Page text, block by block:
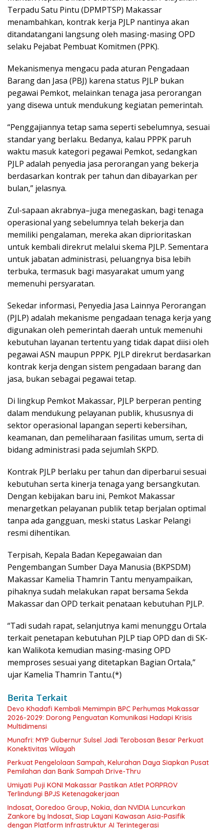
Terpadu Satu Pintu (DPMPTSP) Makassar
menambahkan, kontrak kerja PJLP nantinya akan
ditandatangani langsung oleh masing-masing OPD
selaku Pejabat Pembuat Komitmen (PPK).
Mekanismenya mengacu pada aturan Pengadaan
Barang dan Jasa (PBJ) karena status PJLP bukan
pegawai Pemkot, melainkan tenaga jasa perorangan
yang disewa untuk mendukung kegiatan pemerintah.
“Penggajiannya tetap sama seperti sebelumnya, sesuai
standar yang berlaku. Bedanya, kalau PPPK paruh
waktu masuk kategori pegawai Pemkot, sedangkan
PJLP adalah penyedia jasa perorangan yang bekerja
berdasarkan kontrak per tahun dan dibayarkan per
bulan,” jelasnya.
Zul-sapaan akrabnya–juga menegaskan, bagi tenaga
operasional yang sebelumnya telah bekerja dan
memiliki pengalaman, mereka akan diprioritaskan
untuk kembali direkrut melalui skema PJLP. Sementara
untuk jabatan administrasi, peluangnya bisa lebih
terbuka, termasuk bagi masyarakat umum yang
memenuhi persyaratan.
Sekedar informasi, Penyedia Jasa Lainnya Perorangan
(PJLP) adalah mekanisme pengadaan tenaga kerja yang
digunakan oleh pemerintah daerah untuk memenuhi
kebutuhan layanan tertentu yang tidak dapat diisi oleh
pegawai ASN maupun PPPK. PJLP direkrut berdasarkan
kontrak kerja dengan sistem pengadaan barang dan
jasa, bukan sebagai pegawai tetap.
Di lingkup Pemkot Makassar, PJLP berperan penting
dalam mendukung pelayanan publik, khususnya di
sektor operasional lapangan seperti kebersihan,
keamanan, dan pemeliharaan fasilitas umum, serta di
bidang administrasi pada sejumlah SKPD.
Kontrak PJLP berlaku per tahun dan diperbarui sesuai
kebutuhan serta kinerja tenaga yang bersangkutan.
Dengan kebijakan baru ini, Pemkot Makassar
menargetkan pelayanan publik tetap berjalan optimal
tanpa ada gangguan, meski status Laskar Pelangi
resmi dihentikan.
Terpisah, Kepala Badan Kepegawaian dan
Pengembangan Sumber Daya Manusia (BKPSDM)
Makassar Kamelia Thamrin Tantu menyampaikan,
pihaknya sudah melakukan rapat bersama Sekda
Makassar dan OPD terkait penataan kebutuhan PJLP.
“Tadi sudah rapat, selanjutnya kami menunggu Ortala
terkait penetapan kebutuhan PJLP tiap OPD dan di SK-
kan Walikota kemudian masing-masing OPD
memproses sesuai yang ditetapkan Bagian Ortala,”
ujar Kamelia Thamrin Tantu.(*)
Berita Terkait
Devo Khadafi Kembali Memimpin BPC Perhumas Makassar
2026-2029: Dorong Penguatan Komunikasi Hadapi Krisis
Multidimensi
Munafri: MYP Gubernur Sulsel Jadi Terobosan Besar Perkuat
Konektivitas Wilayah
Perkuat Pengelolaan Sampah, Kelurahan Daya Siapkan Pusat
Pemilahan dan Bank Sampah Drive-Thru
Umiyati Puji KONI Makassar Pastikan Atlet PORPROV
Terlindungi BPJS Ketenagakerjaan
Indosat, Ooredoo Group, Nokia, dan NVIDIA Luncurkan
Zankore by Indosat, Siap Layani Kawasan Asia-Pasifik
dengan Platform Infrastruktur AI Terintegerasi